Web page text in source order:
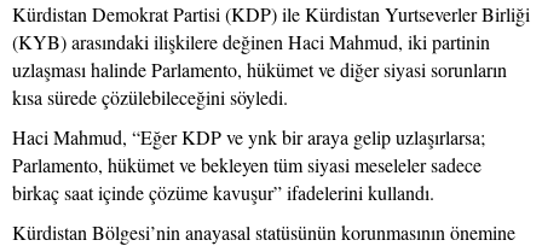
Kürdistan Demokrat Partisi (KDP) ile Kürdistan Yurtseverler Birliği
(KYB) arasındaki ilişkilere değinen Haci Mahmud, iki partinin
uzlaşması halinde Parlamento, hükümet ve diğer siyasi sorunların
kısa sürede çözülebileceğini söyledi.
Haci Mahmud, “Eğer KDP ve ynk bir araya gelip uzlaşırlarsa;
Parlamento, hükümet ve bekleyen tüm siyasi meseleler sadece
birkaç saat içinde çözüme kavuşur” ifadelerini kullandı.
Kürdistan Bölgesi’nin anayasal statüsünün korunmasının önemine